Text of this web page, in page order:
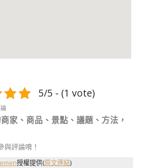
5/5 - (1 vote)
家、商品、景點、議題、方法，
與評論唷！
授權提供(原文連結)